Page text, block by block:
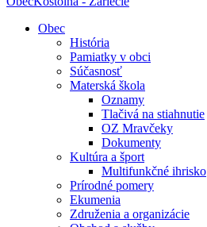
Obec
História
Pamiatky v obci
Súčasnosť
Materská škola
Oznamy
Tlačivá na stiahnutie
OZ Mravčeky
Dokumenty
Kultúra a šport
Multifunkčné ihrisko
Prírodné pomery
Ekumenia
Združenia a organizácie